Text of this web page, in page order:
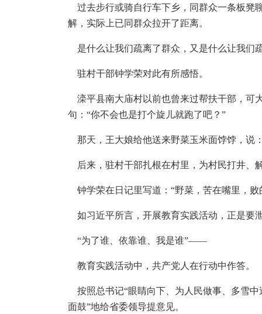
过去步行或骑自行车下乡，同群众一条板凳
解，实际上已同群众拉开了距离。
是什么让我们疏离了群众，又是什么让我们
驻村干部钟学荣对此有所感悟。
滦平县南大庙村以前也曾来过帮扶干部，可
句：“你不会也是打个旋儿就跑了吧？”
那天，王大娘给他送来野菜玉米面饽饽，说
后来，驻村干部扎根在村里，为村民打井、
钟学荣在日记里写道：“野菜，苦在嘴里，
如习近平所言，开展教育实践活动，正是要
“为了谁、依靠谁、我是谁”——
教育实践活动中，共产党人在行动中作答。
按照总书记“眼睛向下、为人民做事、多雪
面鼓”地给省委领导提意见。